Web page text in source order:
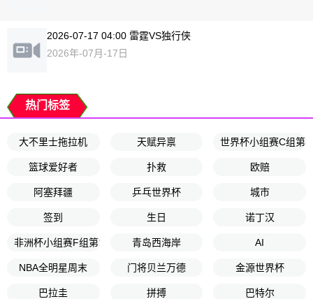
2026-07-17 04:00 雷霆VS独行侠
2026年-07月-17日
热门标签
大不里士拖拉机 天赋异禀 世界杯小组赛C组第3
篮球爱好者 扑救 欧赔
阿塞拜疆 乒乓世界杯 城市
签到 生日 诺丁汉
非洲杯小组赛F组第1轮 青岛西海岸 AI
NBA全明星周末 门将贝兰万德 金源世界杯
巴拉圭 拼搏 巴特尔